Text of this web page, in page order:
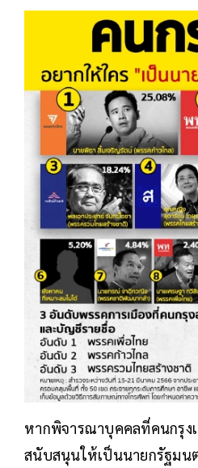
หากพิจารณาบุคคลที่คนกรุง
สนับสนุนให้เป็นนายกรัฐมน